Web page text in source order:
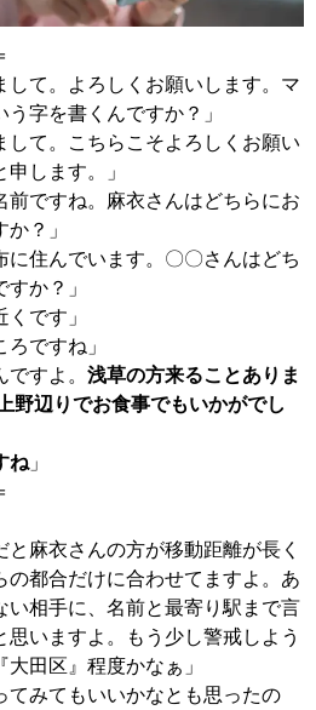
して。よろしくお願いします。マ
う字を書くんですか？」
して。こちらこそよろしくお願い
申します。」
前ですね。麻衣さんはどちらにお
？」
に住んでいます。〇〇さんはどち
か？」
です」
ですね」
すよ。 浅草の方来ることありま
野辺りでお食事でもいかがでし
ね 」
と麻衣さんの方が移動距離が長く
の都合だけに合わせてますよ。あ
い相手に、名前と最寄り駅まで言
思いますよ。もう少し警戒しよう
大田区』程度かなぁ」
てみてもいいかなとも思ったの